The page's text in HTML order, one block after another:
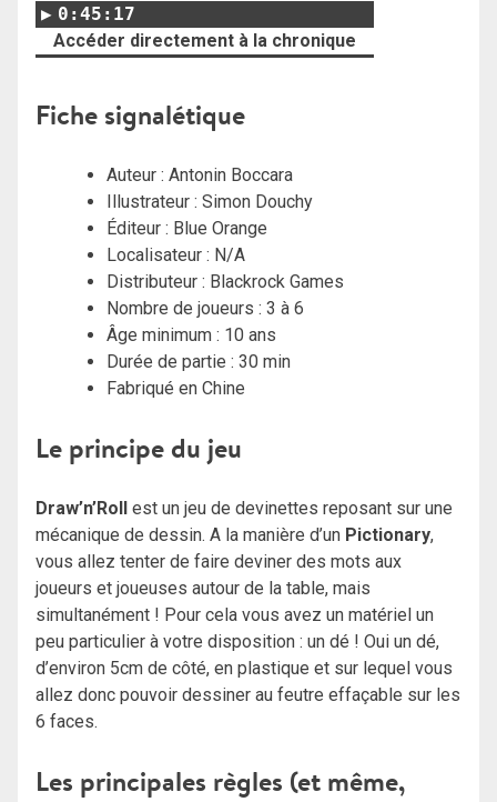
0:45:17
Accéder directement à la chronique
Fiche signalétique
Auteur : Antonin Boccara
Illustrateur : Simon Douchy
Éditeur : Blue Orange
Localisateur : N/A
Distributeur : Blackrock Games
Nombre de joueurs : 3 à 6
Âge minimum : 10 ans
Durée de partie : 30 min
Fabriqué en Chine
Le principe du jeu
Draw’n’Roll
est un jeu de devinettes reposant sur une
mécanique de dessin. A la manière d’un Pictionary,
vous allez tenter de faire deviner des mots aux
joueurs et joueuses autour de la table, mais
simultanément ! Pour cela vous avez un matériel un
peu particulier à votre disposition : un dé ! Oui un dé,
d’environ 5cm de côté, en plastique et sur lequel vous
allez donc pouvoir dessiner au feutre effaçable sur les
6 faces.
Les principales règles (et même,